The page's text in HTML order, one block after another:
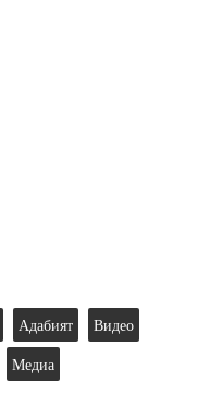
Адабият
Видео
Медиа